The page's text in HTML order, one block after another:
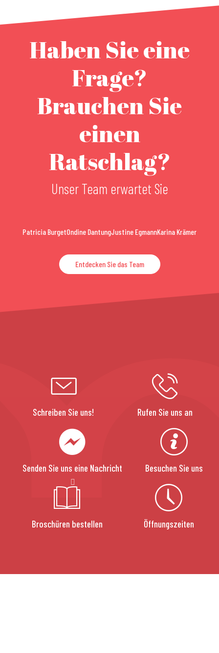
Haben Sie eine
Frage?
Brauchen Sie
einen
Ratschlag?
Unser Team erwartet Sie
Patricia BurgetOndine DantungJustine EgmannKarina Krämer
Entdecken Sie das Team
Schreiben Sie uns! Rufen Sie uns an
Senden Sie uns eine Nachricht Besuchen Sie uns
Broschüren bestellen Öffnungszeiten